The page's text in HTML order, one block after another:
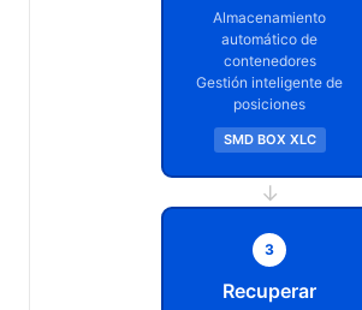
Almacenamiento
automático de
contenedores
Gestión inteligente de
posiciones
SMD BOX XLC
→
3
Recuperar